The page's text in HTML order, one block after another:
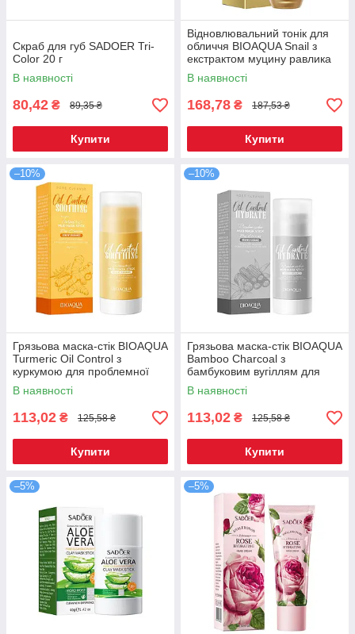
Скраб для губ SADOER Tri-
Color 20 г
В наявності
80,42 ₴ 89,35 ₴
Купити
Відновлювальний тонік для
обличчя BIOAQUA Snail з
екстрактом муцину равлика
130 мл (BQY50288)
В наявності
168,78 ₴ 187,53 ₴
Купити
–10%
Грязьова маска-стік BIOAQUA
Turmeric Oil Control з
куркумою для проблемної
шкіри 40 г
В наявності
113,02 ₴ 125,58 ₴
Купити
–10%
Грязьова маска-стік BIOAQUA
Bamboo Charcoal з
бамбуковим вугіллям для
проблемної шкіри 40 г
В наявності
113,02 ₴ 125,58 ₴
Купити
–5% –5%